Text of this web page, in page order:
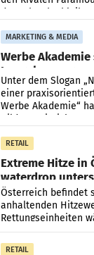
der Schwebe
MARKETING & MEDIA
Werbe
Imagekampagne
Unter dem Slogan
einer
Werbe Akademie“
Bildungseinrichtung
RETAIL
Extreme Hitze in
waterdrop
mit
Österreich befindet
anhaltenden
Rettungseinheiten
waterdrop® den
RETAIL